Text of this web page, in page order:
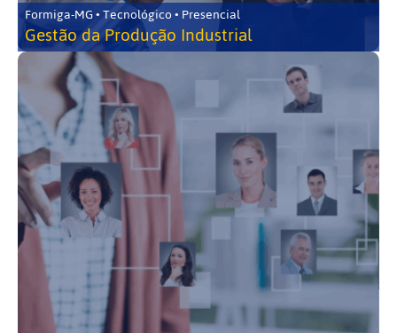
Formiga-MG • Tecnológico • Presencial
Gestão da Produção Industrial